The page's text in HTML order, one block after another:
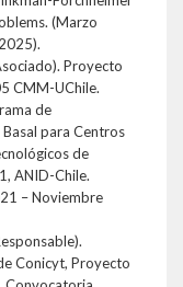
(Marzo
Proyecto
CMM-UChile.
de
para Centros
de
ANID-Chile.
– Noviembre
Conicyt, Proyecto